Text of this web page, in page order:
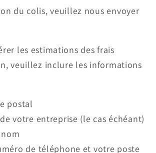
du colis, veuillez nous envoyer
les estimations des frais
veuillez inclure les informations
postal
votre entreprise (le cas échéant)
de téléphone et votre poste